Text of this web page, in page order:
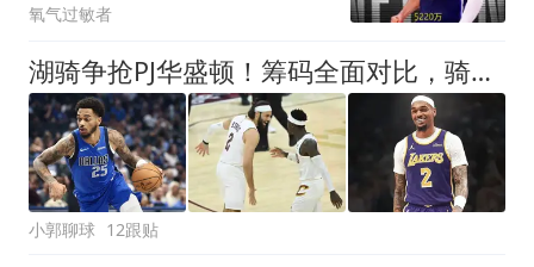
氧气过敏者
湖骑争抢PJ华盛顿！筹码全面对比，骑士才是独行侠优先合作方
小郭聊球 12跟贴